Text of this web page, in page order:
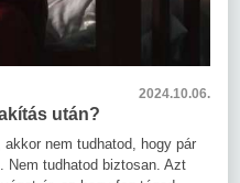
2024.10.06.
után?
nem tudhatod, hogy pár
Nem tudhatod biztosan. Azt